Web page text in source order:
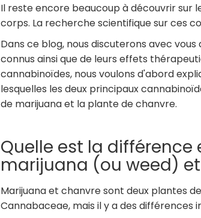
Il reste encore beaucoup à découvrir sur
corps. La recherche scientifique sur ces
Dans ce blog, nous discuterons avec
connus ainsi que de leurs effets
cannabinoïdes, nous voulons d'abord
lesquelles les deux principaux
de marijuana et la plante de chanvre.
Quelle est la
marijuana (ou weed)
Marijuana et chanvre sont deux plantes
Cannabaceae, mais il y a des différences